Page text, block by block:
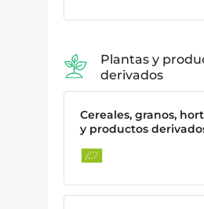
Plantas y
derivados
Cereales, granos,
y productos